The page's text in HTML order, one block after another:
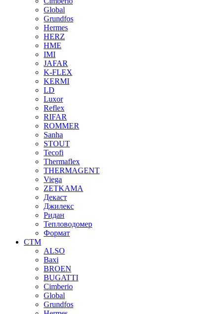
Global
Grundfos
Hermes
HERZ
HME
IMI
JAFAR
K-FLEX
KERMI
LD
Luxor
Reflex
RIFAR
ROMMER
Sanha
STOUT
Tecofi
Thermaflex
THERMAGENT
Viega
ZETKAMA
Декаст
Джилекс
Ридан
Тепловодомер
Формат
СТМ
ALSO
Baxi
BROEN
BUGATTI
Cimberio
Global
Grundfos